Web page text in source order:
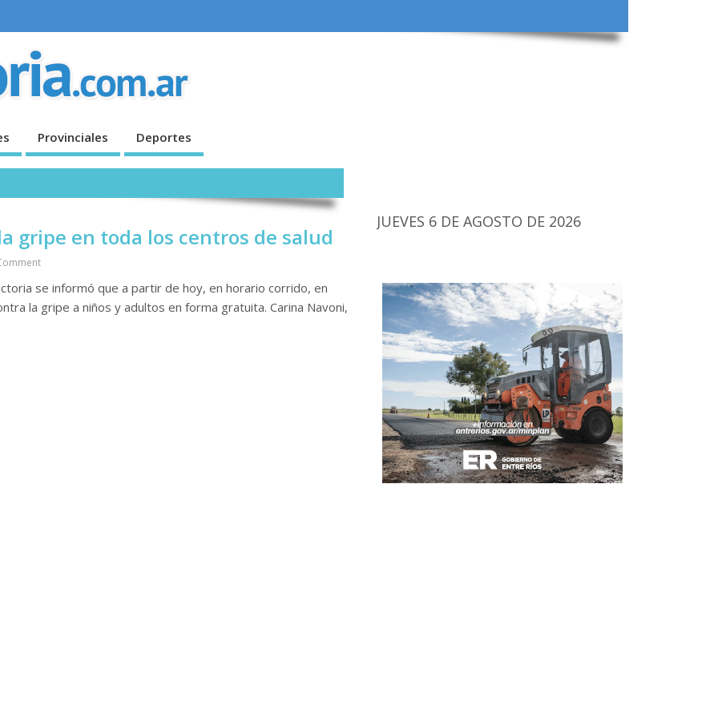
Provinciales Deportes
gripe en toda los centros de salud
se informó que a partir de hoy, en horario corrido, en
la gripe a niños y adultos en forma gratuita. Carina Navoni,
JUEVES 6 DE AGOSTO DE 2026